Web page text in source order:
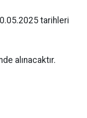
tarihleri
alınacaktır.